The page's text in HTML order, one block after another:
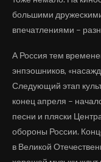
большими
впечатлениями –
А Россия тем
энпэошников,
Следующий этап
конец апреля –
песни и пляски
обороны России.
в Великой